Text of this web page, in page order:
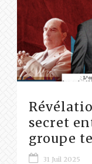
secret
groupe
31 Juil 2025